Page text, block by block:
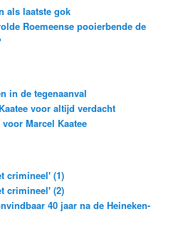
als laatste gok
Roemeense pooierbende de
in de tegenaanval
voor altijd verdacht
Marcel Kaatee
crimineel' (1)
crimineel' (2)
40 jaar na de Heineken-